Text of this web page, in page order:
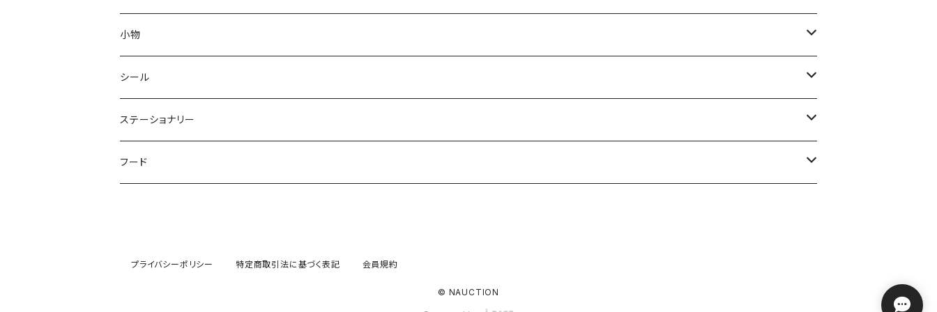
ソックス
ピアス
金属アレルギー対応ピアス
ネックレス
ブレスレット
小物
スマホケース
スマホリング
キーホルダー
シール
ステッカー
タトゥーシール
ステーショナリー
ポストカード
フード
プライバシーポリシー 特定商取引法に基づく表記 会員規約
© NAUCTION